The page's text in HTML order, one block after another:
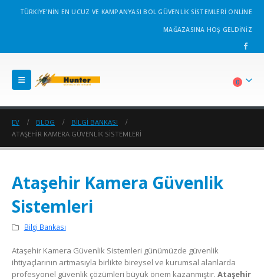
TÜRKİYE'NİN EN UCUZ VE KAMPANYASI BOL GÜVENLİK SİSTEMLERİ ONLİNE
MAĞAZASINA HOŞ GELDİNİZ
0
EV BLOG
BILGI BANKASI
ATAŞEHIR KAMERA GÜVENLIK SISTEMLERI
Ataşehir Kamera Güvenlik
Sistemleri
Bilgi Bankası
Ataşehir Kamera Güvenlik Sistemleri günümüzde güvenlik
ihtiyaçlarının artmasıyla birlikte bireysel ve kurumsal alanlarda
profesyonel güvenlik çözümleri büyük önem kazanmıştır. Ataşehir